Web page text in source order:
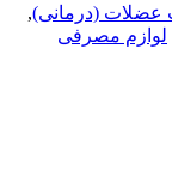
عضلات (درمانی),
لوازم مصرفی